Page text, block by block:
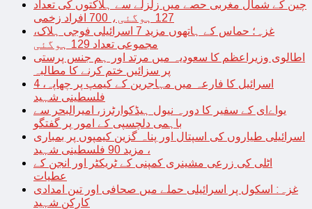
چین کے شمال مغربی حصے میں زلزلے سے ہلاکتوں کی تعداد
127 ہوگئی، 700 افراد زخمی
غزہ؛ حماس کے ہاتھوں مزید 7 اسرائیلی فوجی ہلاک،
مجموعی تعداد 129 ہوگئی
اطالوی وزیراعظم کا سعودیہ میں مرتد اور ہم جنس پرستی
پر سزائیں ختم کرنے کا مطالبہ
اسرائیل کا فارعہ میں مہاجرین کے کیمپ پر چھاپہ، 4
فلسطینی شہید
یواےای کے سفیر کا دورہ نیول ہیڈکوارٹرز، امیرالبحر سے
باہمی دلچسپی کے امور پر گفتگو
اسرائیلی طیاروں کی اسپتال اور پناہ گزین کیمپوں پر بمباری
، مزید 90 فلسطینی شہید
اٹلی کی زرعی مشینری کمپنی کے ٹریکٹر اور انجن کے
عطیات
غزہ: اسکول پر اسرائیلی حملے میں صحافی اور تین امدادی
کارکن شہید